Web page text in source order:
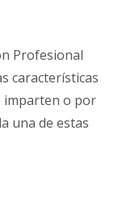
Profesional
características
imparten o por
una de estas